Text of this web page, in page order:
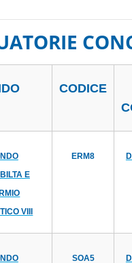
CODICE
E
VIII
ERM8
SOA5